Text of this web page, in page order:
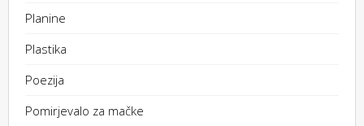
Planine
Plastika
Poezija
Pomirjevalo za mačke